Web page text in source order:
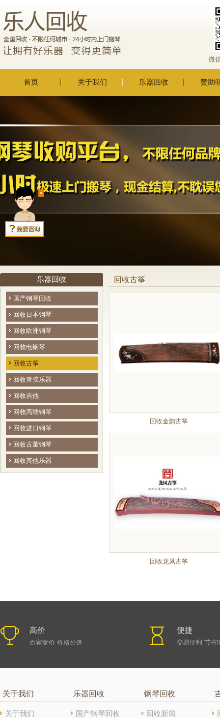
微
首页 关于我们 乐器回收 赞助
乐器回收
国产钢琴回收
回收日本钢琴
回收欧洲钢琴
回收电钢琴
回收古筝
回收管弦乐器
回收吉他
回收高端钢琴
回收进口钢琴
回收古董钢琴
回收其他乐器
回收古筝
回收金韵古筝
回收龙凤古筝
高价
百家竞价 价格公道
便捷
交易便利 节省
关于我们
关于我们
乐器回收
国产钢琴回收
钢琴回收
回收新闻
×